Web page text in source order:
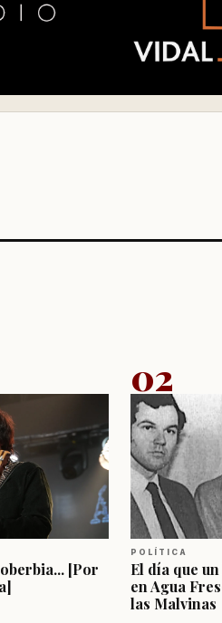
[Por
02
POLÍTICA
El día que
en Agua
las Malvinas